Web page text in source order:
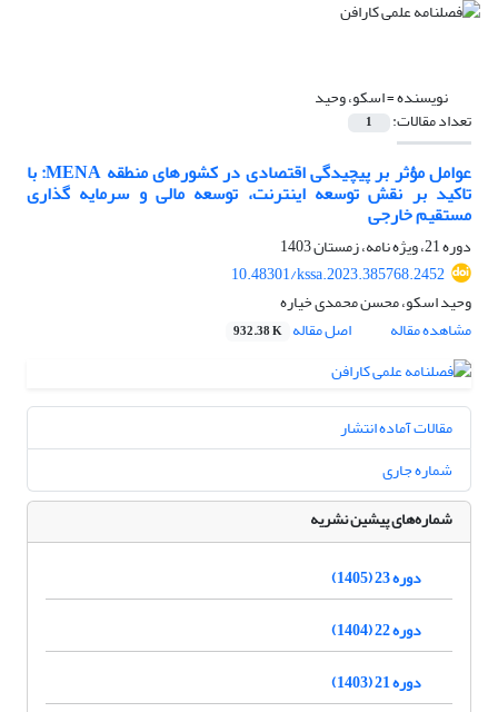
نویسنده =اسکو، وحید
تعداد مقالات: 1
عوامل مؤثر بر پیچیدگی اقتصادی در کشورهای منطقه MENA: با
تاکید بر نقش توسعه اینترنت، توسعه مالی و سرمایه گذاری
مستقیم خارجی
دوره 21، ویژه نامه، زمستان 1403
10.48301/kssa.2023.385768.2452
وحید اسکو، محسن محمدی خیاره
مشاهده مقاله
اصل مقاله 932.38 K
مقالات آماده انتشار
شماره جاری
شماره‌های پیشین نشریه
دوره 23 (1405)
دوره 22 (1404)
دوره 21 (1403)